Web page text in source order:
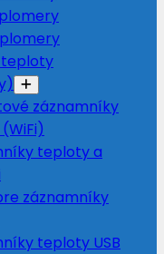
teploty
záznamníky
teploty a
záznamníky
teploty USB